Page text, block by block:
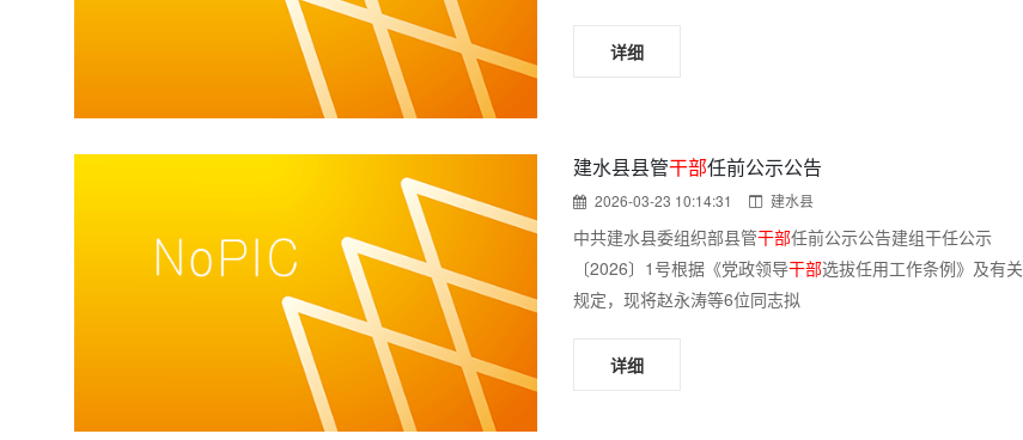
详细
建水县县管干部任前公示公告
2026-03-23 10:14:31 建水县
中共建水县委组织部县管干部任前公示公告建组干任公示
〔2026〕1号根据《党政领导干部选拔任用工作条例》及有关
规定，现将赵永涛等6位同志拟
详细